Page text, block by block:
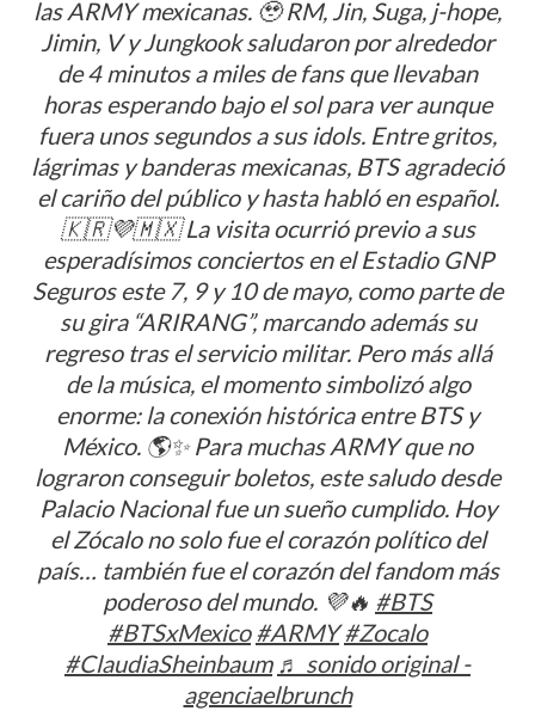
las ARMY mexicanas. 🥹 RM, Jin, Suga, j-hope,
Jimin, V y Jungkook saludaron por alrededor
de 4 minutos a miles de fans que llevaban
horas esperando bajo el sol para ver aunque
fuera unos segundos a sus idols. Entre gritos,
lágrimas y banderas mexicanas, BTS agradeció
el cariño del público y hasta habló en español.
🇰🇷💜🇲🇽 La visita ocurrió previo a sus
esperadísimos conciertos en el Estadio GNP
Seguros este 7, 9 y 10 de mayo, como parte de
su gira “ARIRANG”, marcando además su
regreso tras el servicio militar. Pero más allá
de la música, el momento simbolizó algo
enorme: la conexión histórica entre BTS y
México. 🌎✨ Para muchas ARMY que no
lograron conseguir boletos, este saludo desde
Palacio Nacional fue un sueño cumplido. Hoy
el Zócalo no solo fue el corazón político del
país… también fue el corazón del fandom más
poderoso del mundo. 💜🔥 #BTS
#BTSxMexico #ARMY #Zocalo
#ClaudiaSheinbaum ♬ sonido original -
agenciaelbrunch